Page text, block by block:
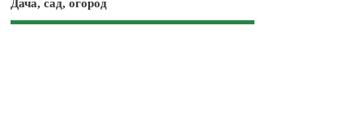
Дача, сад, огород